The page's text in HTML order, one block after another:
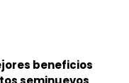
beneficios